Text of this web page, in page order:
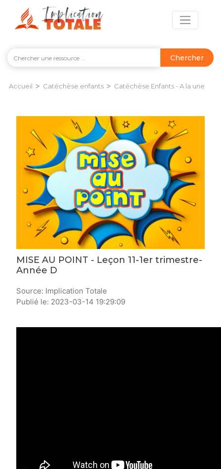
Chercher
Accueil > Catéchèse enfants > Catéchèse Enfants - A la une
MISE AU POINT - Leçon 11-1er trimestre-
Année D
Source: Implication Totale
Publié le: 2023-03-14 19:29:09